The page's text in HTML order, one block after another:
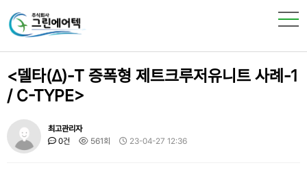
<델타(Δ)-T 증폭형 제트크루저유니트 사례-1
/ C-TYPE>
최고관리자
0건
561회 23-04-27 12:36